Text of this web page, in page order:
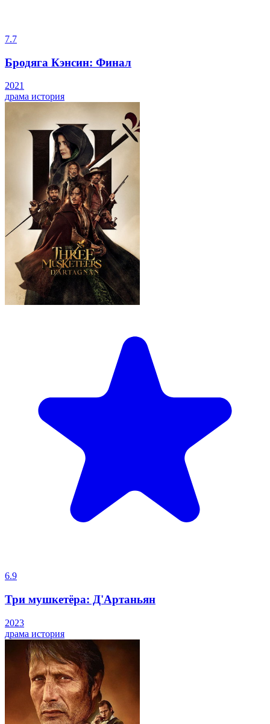
7.7
Бродяга Кэнсин: Финал
2021
драма история
6.9
Три мушкетёра: Д'Артаньян
2023
драма история